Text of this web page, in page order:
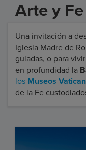
Arte y
Una invitación a
Iglesia Madre de
guiadas, o para
en profundidad la
los Museos
de la Fe